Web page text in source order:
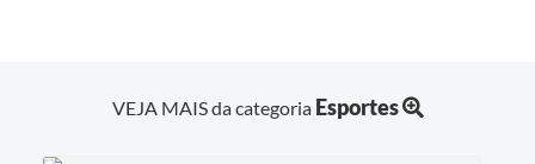
VEJA MAIS da categoria Esportes